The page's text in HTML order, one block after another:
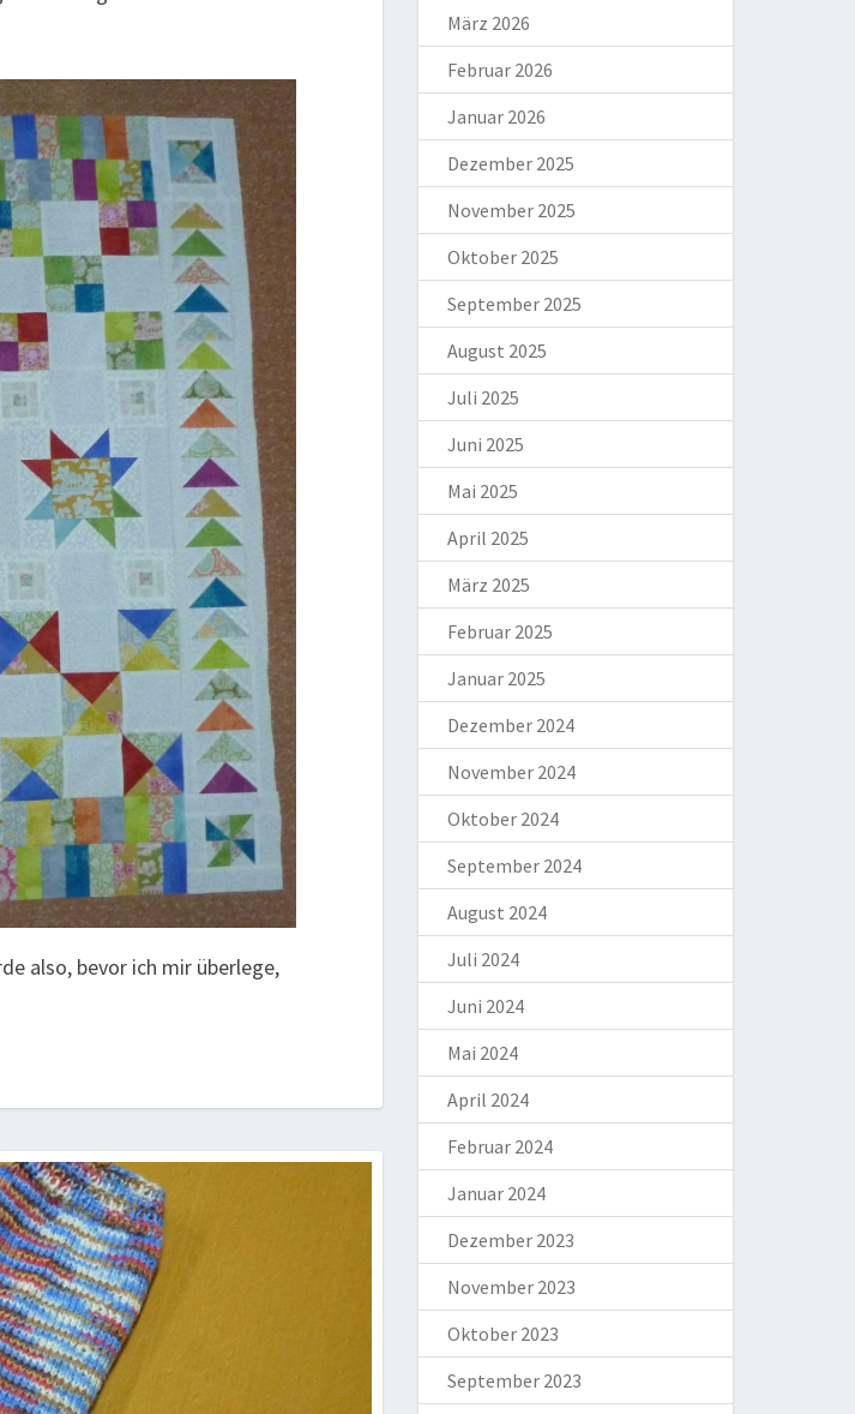
also, bevor ich mir überlege,
März 2026
Februar 2026
Januar 2026
Dezember 2025
November 2025
Oktober 2025
September 2025
August 2025
Juli 2025
Juni 2025
Mai 2025
April 2025
März 2025
Februar 2025
Januar 2025
Dezember 2024
November 2024
Oktober 2024
September 2024
August 2024
Juli 2024
Juni 2024
Mai 2024
April 2024
Februar 2024
Januar 2024
Dezember 2023
November 2023
Oktober 2023
September 2023